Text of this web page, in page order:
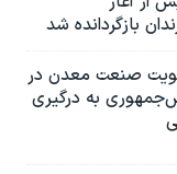
بازگردانده شد
صنعت معدن در
به درگیری